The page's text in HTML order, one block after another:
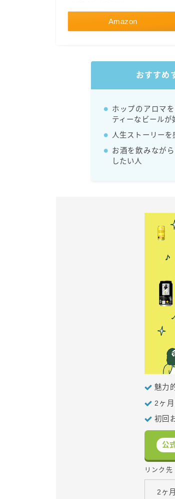
Amazon
おすすめ
ホップのアロマ
ティーなビールが
人生ストーリーを
お酒を飲みなが
したい人
魅力
2ヶ
初回
公
リンク先
2ヶ